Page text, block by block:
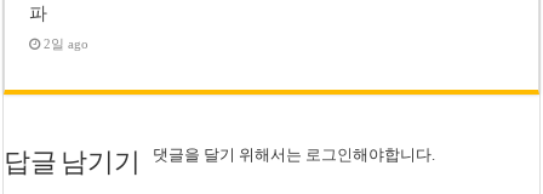
파
2일 ago
답글 남기기 댓글을 달기 위해서는 로그인해야합니다.